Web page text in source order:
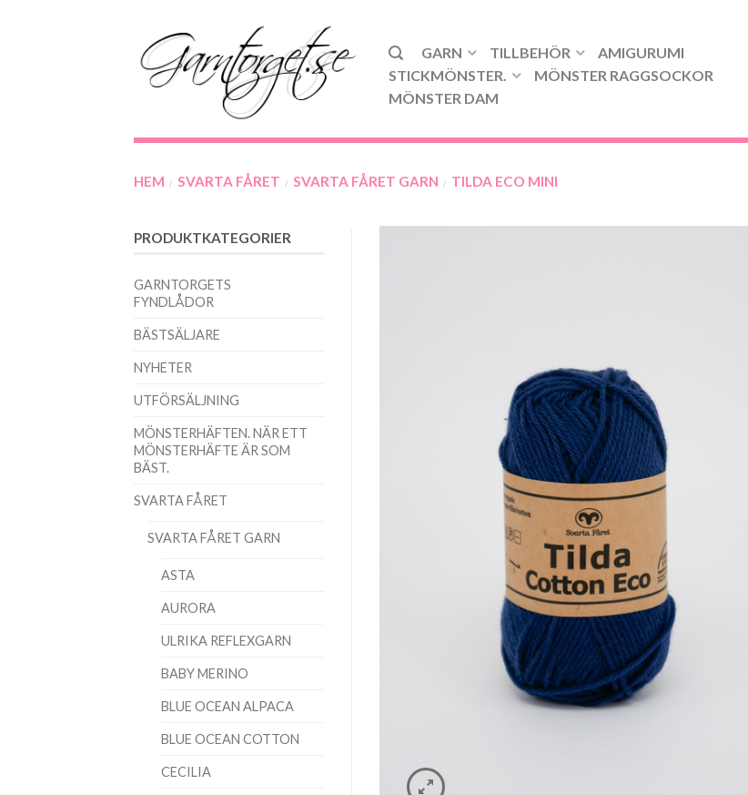
GARN TILLBEHÖR
AMIGURUMI
STICKMÖNSTER.
MÖNSTER RAGGSOCKOR
MÖNSTER DAM
HEM / SVARTA FÅRET / SVARTA FÅRET GARN / TILDA ECO MINI
PRODUKTKATEGORIER
GARNTORGETS
FYNDLÅDOR
BÄSTSÄLJARE
NYHETER
UTFÖRSÄLJNING
MÖNSTERHÄFTEN. NÄR ETT
MÖNSTERHÄFTE ÄR SOM
BÄST.
SVARTA FÅRET
SVARTA FÅRET GARN
ASTA
AURORA
ULRIKA REFLEXGARN
BABY MERINO
BLUE OCEAN ALPACA
BLUE OCEAN COTTON
CECILIA